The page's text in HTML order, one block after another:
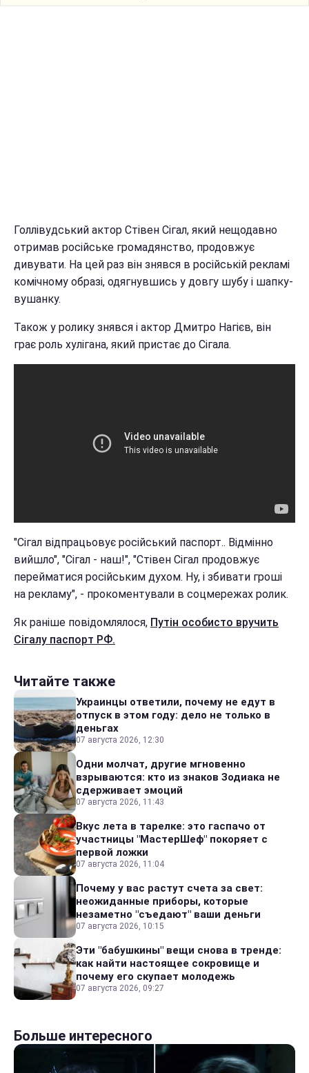
Голлівудський актор Стівен Сігал, який нещодавно
отримав російське громадянство, продовжує
дивувати. На цей раз він знявся в російській рекламі
комічному образі, одягнувшись у довгу шубу і шапку-
вушанку.
Також у ролику знявся і актор Дмитро Нагієв, він
грає роль хулігана, який пристає до Сігала.
"Сігал відпрацьовує російський паспорт.. Відмінно
вийшло", "Сігал - наш!", "Стівен Сігал продовжує
перейматися російським духом. Ну, і збивати гроші
на рекламу", - прокоментували в соцмережах ролик.
Як раніше повідомлялося, Путін особисто вручить
Сігалу паспорт РФ.
Читайте также
Украинцы ответили, почему не едут в
отпуск в этом году: дело не только в
деньгах
07 августа 2026, 12:30
Одни молчат, другие мгновенно
взрываются: кто из знаков Зодиака не
сдерживает эмоций
07 августа 2026, 11:43
Вкус лета в тарелке: это гаспачо от
участницы "МастерШеф" покоряет с
первой ложки
07 августа 2026, 11:04
Почему у вас растут счета за свет:
неожиданные приборы, которые
незаметно "съедают" ваши деньги
07 августа 2026, 10:15
Эти "бабушкины" вещи снова в тренде:
как найти настоящее сокровище и
почему его скупает молодежь
07 августа 2026, 09:27
Больше интересного